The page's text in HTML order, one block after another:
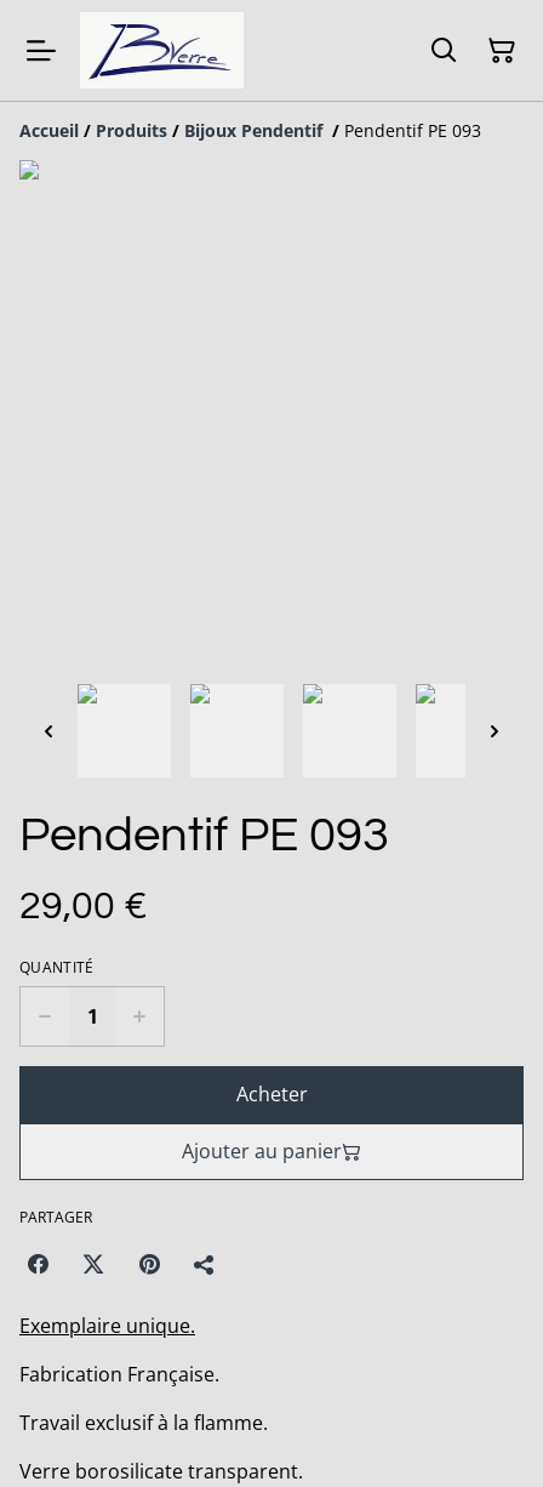
Accueil / Produits / Bijoux Pendentif / Pendentif PE 093
Pendentif PE 093
29,00 €
QUANTITÉ
Acheter
Ajouter au panier
PARTAGER
Exemplaire unique.
Fabrication Française.
Travail exclusif à la flamme.
Verre borosilicate transparent.